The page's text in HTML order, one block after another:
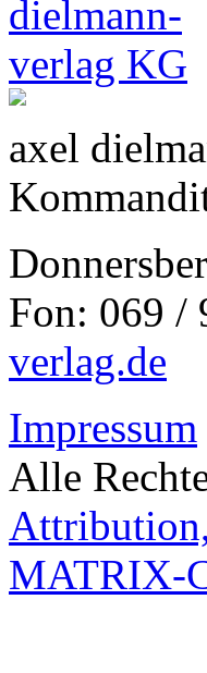
axel
Fon: 069 /
verlag.de
Impressum
Alle
MATRIX-